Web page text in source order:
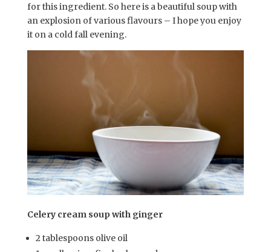
for this ingredient. So here is a beautiful soup with
an explosion of various flavours – I hope you enjoy
it on a cold fall evening.
Celery cream soup with ginger
2 tablespoons olive oil